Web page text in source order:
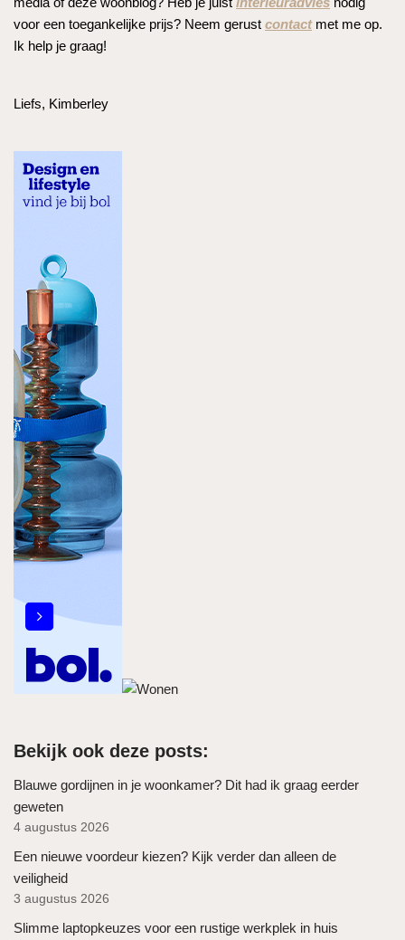
voor een toegankelijke prijs? Neem gerust contactmet me op.
Ik help je graag!
Liefs, Kimberley
Bekijk ook deze posts:
Blauwe gordijnen in je woonkamer? Dit had ik graag eerder
geweten
4 augustus 2026
Een nieuwe voordeur kiezen? Kijk verder dan alleen de
veiligheid
3 augustus 2026
Slimme laptopkeuzes voor een rustige werkplek in huis